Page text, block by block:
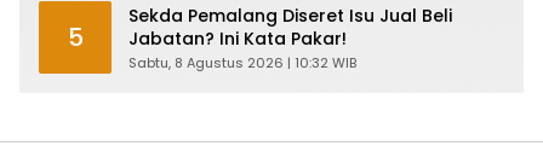
5
Sekda Pemalang Diseret Isu Jual Beli
Jabatan? Ini Kata Pakar!
Sabtu, 8 Agustus 2026 | 10:32 WIB